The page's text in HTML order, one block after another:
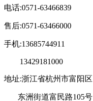
电话:0571-63466839
售后:0571-63466000
手机:13685744911
13429181000
地址:浙江省杭州市富阳区
东洲街道富民路105号